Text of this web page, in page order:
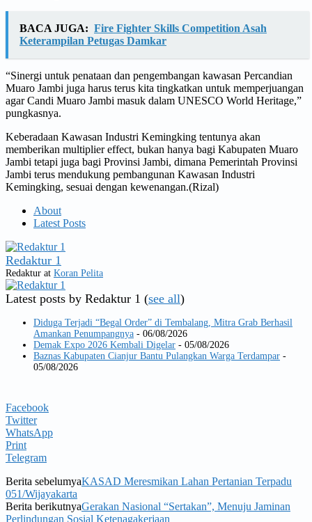
BACA JUGA: Fire Fighter Skills Competition Asah
Keterampilan Petugas Damkar
“Sinergi untuk penataan dan pengembangan kawasan Percandian
Muaro Jambi juga harus terus kita tingkatkan untuk memperjuangan
agar Candi Muaro Jambi masuk dalam UNESCO World Heritage,”
pungkasnya.
Keberadaan Kawasan Industri Kemingking tentunya akan
memberikan multiplier effect, bukan hanya bagi Kabupaten Muaro
Jambi tetapi juga bagi Provinsi Jambi, dimana Pemerintah Provinsi
Jambi terus mendukung pembangunan Kawasan Industri
Kemingking, sesuai dengan kewenangan.(Rizal)
About
Latest Posts
Redaktur 1
Redaktur at Koran Pelita
Latest posts by Redaktur 1 (see all)
Diduga Terjadi “Begal Order” di Tembalang, Mitra Grab Berhasil
Amankan Penumpangnya - 06/08/2026
Demak Expo 2026 Kembali Digelar - 05/08/2026
Baznas Kabupaten Cianjur Bantu Pulangkan Warga Terdampar -
05/08/2026
Facebook
Twitter
WhatsApp
Print
Telegram
Berita sebelumyaKASAD Meresmikan Lahan Pertanian Terpadu
051/Wijayakarta
Berita berikutnyaGerakan Nasional “Sertakan”, Menuju Jaminan
Perlindungan Sosial Ketenagakerjaan